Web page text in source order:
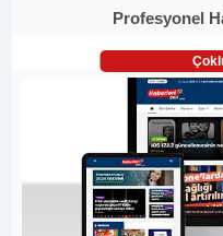
Profesyonel